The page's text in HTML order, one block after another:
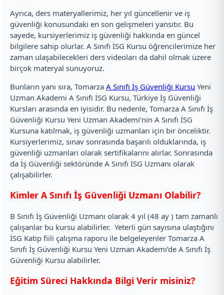
Ayrıca, ders materyallerimiz, her yıl güncellenir ve iş
güvenliği konusundaki en son gelişmeleri yansıtır. Bu
sayede, kursiyerlerimiz iş güvenliği hakkında en güncel
bilgilere sahip olurlar. A Sınıfı İSG Kursu öğrencilerimize her
zaman ulaşabilecekleri ders videoları da dahil olmak üzere
birçok materyal sunuyoruz.
Bunların yanı sıra, Tomarza A Sınıfı İş Güvenliği Kursu Yeni
Uzman Akademi A Sınıfı İSG Kursu, Türkiye İş Güvenliği
Kursları arasında en iyisidir. Bu nedenle, Tomarza A Sınıfı İş
Güvenliği Kursu Yeni Uzman Akademi’nin A Sınıfı İSG
Kursuna katılmak, iş güvenliği uzmanları için bir önceliktir.
Kursiyerlerimiz, sınav sonrasında başarılı olduklarında, iş
güvenliği uzmanları olarak sertifikalarını alırlar. Sonrasında
da İş Güvenliği sektöründe A Sınıfı İSG Uzmanı olarak
çalışabilirler.
Kimler A Sınıfı İş Güvenliği Uzmanı Olabilir?
B Sınıfı İş Güvenliği Uzmanı olarak 4 yıl (48 ay ) tam zamanlı
çalışanlar bu kursu alabilirler. Yeterli gün sayısına ulaştığını
İSG Katip fiili çalışma raporu ile belgeleyenler Tomarza A
Sınıfı İş Güvenliği Kursu Yeni Uzman Akademi’de A Sınıfı İş
Güvenliği Kursu alabilirler.
Eğitim Süreci Hakkında Bilgi Verir misiniz?